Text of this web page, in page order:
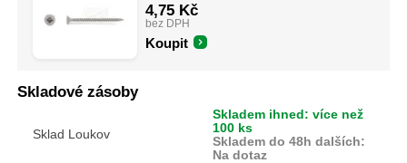
4,75 Kč
bez DPH
Koupit
Skladové zásoby
Sklad Loukov
Skladem ihned: více než
100 ks
Skladem do 48h dalších:
Na dotaz